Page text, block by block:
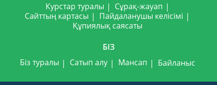
Курстар туралы
Сұрақ-жауап
Сайттың картасы
Пайдаланушы келісімі
Құпиялық саясаты
БІЗ
Біз туралы
Сатып алу Мансап Байланыс